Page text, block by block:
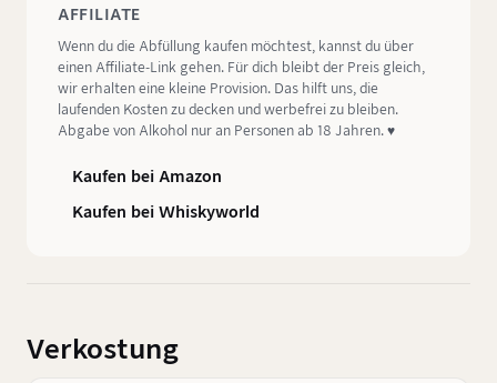
AFFILIATE
Wenn du die Abfüllung kaufen möchtest, kannst du über
einen Affiliate-Link gehen. Für dich bleibt der Preis gleich,
wir erhalten eine kleine Provision. Das hilft uns, die
laufenden Kosten zu decken und werbefrei zu bleiben.
Abgabe von Alkohol nur an Personen ab 18 Jahren. ♥️
Kaufen bei Amazon
Kaufen bei Whiskyworld
Verkostung